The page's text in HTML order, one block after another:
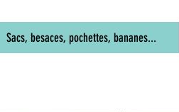
Sacs, besaces, pochettes, bananes...